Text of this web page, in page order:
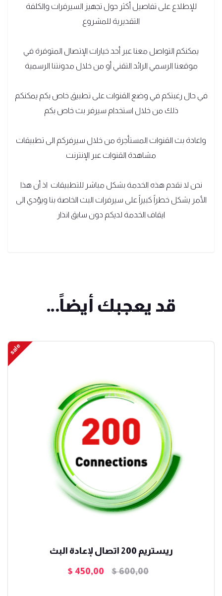
للإطلاع على تفاصيل أكثر حول تجهيز السيرفرات والكلفة
التقديرية للمشروع
يمكنكم التواصل معنا عبر أحد خيارات الإتصال المتوفرة في
موقعنا الرسمي الرائد التقني أو من خلال مدونتنا الرسمية
في حال رغبتكم في وضع القنوات على تطبيق خاص بكم يمكنكم
ذلك من خلال استخدام سيرفر بث خاص بكم
واعادة بث القنوات المستأجرة من خلال سيرفركم الى تطبيقات
مشاهدة القنوات عبر الإنترنت
نحن لا نقدم هذه الخدمة بشكل مباشر للتطبيقات اذ أن هذا
الأمر يشكل خطراً كبيراً على سيرفرات البث الخاصة بنا ويؤدي الى
ايقاف الخدمة لديكم دون سابق انذار
قد يعجبك أيضاً…
sale
ريستريم 200 اتصال لإعادة البث
$600,00
السعر
$ 450,00